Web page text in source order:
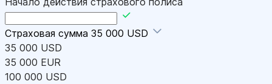
Страховая сумма 35 000 USD
35 000 USD
35 000 EUR
100 000 USD